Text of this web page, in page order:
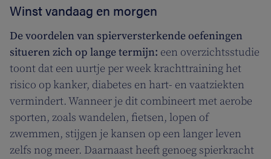
Winst vandaag en morgen
De voordelen van spierversterkende oefeningen
situeren zich op lange termijn: een overzichtsstudie
toont dat een uurtje per week krachttraining het
risico op kanker, diabetes en hart- en vaatziekten
vermindert. Wanneer je dit combineert met aerobe
sporten, zoals wandelen, fietsen, lopen of
zwemmen, stijgen je kansen op een langer leven
zelfs nog meer. Daarnaast heeft genoeg spierkracht